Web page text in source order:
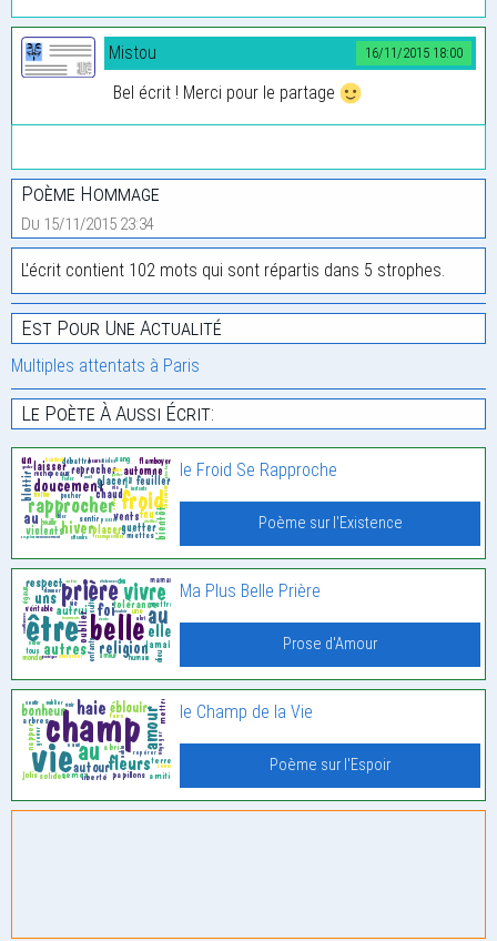
16/11/2015 18:00
Mistou
Bel écrit ! Merci pour le partage
Poème Hommage
Du 15/11/2015 23:34
L'écrit contient 102 mots qui sont répartis dans 5 strophes.
Est Pour Une Actualité
Multiples attentats à Paris
Le Poète À Aussi Écrit:
le Froid Se Rapproche
Poème sur l'Existence
Ma Plus Belle Prière
Prose d'Amour
le Champ de la Vie
Poème sur l'Espoir